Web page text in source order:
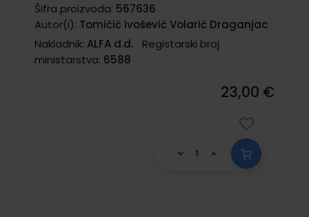
Šifra proizvoda: 567636
Autor(i): Tomičić Ivošević Volarić Draganjac
Nakladnik: ALFA d.d.
Registarski broj
ministarstva: 6588
23,00 €